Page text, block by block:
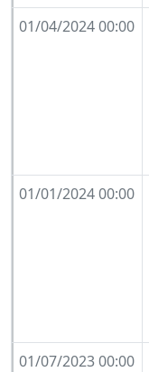
01/04/2024 00:00
01/01/2024 00:00
01/07/2023 00:00